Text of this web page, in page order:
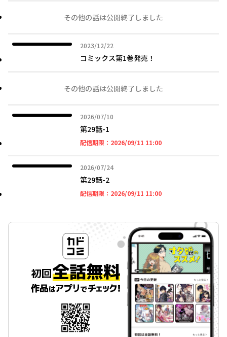
その他の話は公開終了しました
2023/12/22
2023年12月22日
コミックス第1巻発売！
その他の話は公開終了しました
2026/07/10
2026年07月10日
第29話-1
配信期限： 2026/09/11 11:002026年09月11日 11時
2026/07/24
2026年07月24日
第29話-2
配信期限： 2026/09/11 11:002026年09月11日 11時